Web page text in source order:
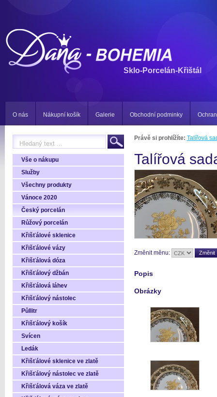
Sklo-Porcelán-Křištál
O nás Nákupní košík Galerie Obchodní podminky
Vše o nákupu
Služby
Všechny produkty
Vánoce 2020
Český porcelán
Růžový porcelán
Křišťálové sklenice
Křišťálové vázy
Křišťálová dóza
Křišťálový džbán
Křišťálová láhev
Křišťálový nástolec
Půllitr
Křišťálový košík
Svícen
Ledák
Křišťálové sklenice ve zlatě
Křišťálový nástolec ve zlatě
Křišťálová váza ve zlatě
Právě si prohlížíte: Talířová
Talířová
Změnit měnu:
Popis
Obrázky